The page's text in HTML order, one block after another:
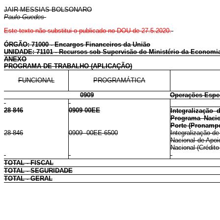
JAIR MESSIAS BOLSONARO
Paulo Guedes
Este texto não substitui o publicado no DOU de 27.5.2020.
ÓRGÃO: 71000 - Encargos Financeiros da União
UNIDADE: 71101 - Recursos sob Supervisão do Ministério da
ANEXO
PROGRAMA DE TRABALHO (APLICAÇÃO)
FUNCIONAL
PROGRAMÁTICA
0909
Operações
28 846 0909 00EE
Integralização
Programa
Porte
28 846
0909 00EE 6500
Integralização
Nacional de
Nacional
TOTAL - FISCAL
TOTAL - SEGURIDADE
TOTAL - GERAL